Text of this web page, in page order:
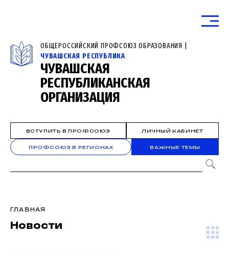
ОБЩЕРОССИЙСКИЙ ПРОФСОЮЗ ОБРАЗОВАНИЯ |
ЧУВАШСКАЯ РЕСПУБЛИКА
ЧУВАШСКАЯ
РЕСПУБЛИКАНСКАЯ
ОРГАНИЗАЦИЯ
ВСТУПИТЬ В ПРОФСОЮЗ ЛИЧНЫЙ КАБИНЕТ
ПРОФСОЮЗ В РЕГИОНАХ ВАЖНЫЕ ТЕМЫ
ГЛАВНАЯ
Новости